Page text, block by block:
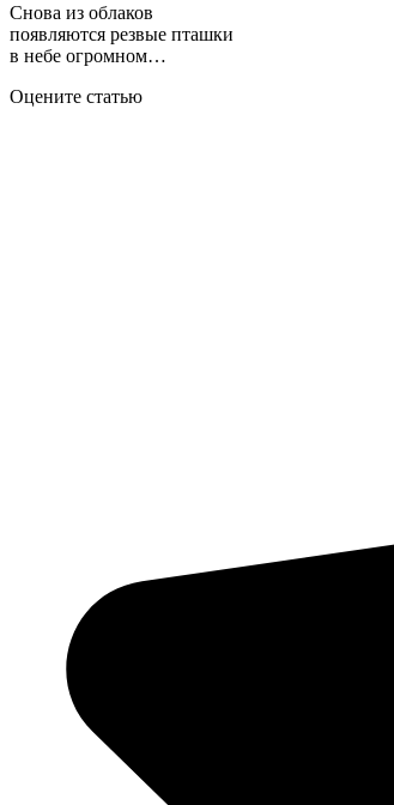
Снова из облаков
появляются резвые пташки
в небе огромном…
Оцените статью